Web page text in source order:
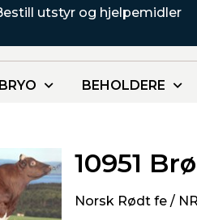
utstyr og hjelpemidler
BEHOLDERE
10951
Norsk Rødt fe /